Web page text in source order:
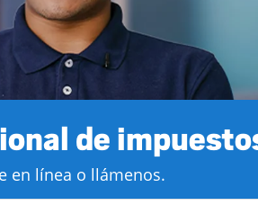
de
en línea o llámenos.